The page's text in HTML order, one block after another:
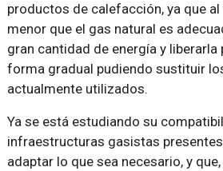
productos de calefacción, ya que
menor que el gas natural es
gran cantidad de energía y
forma gradual pudiendo sustituir
actualmente utilizados.
Ya se está estudiando su
infraestructuras gasistas
adaptar lo que sea necesario, y